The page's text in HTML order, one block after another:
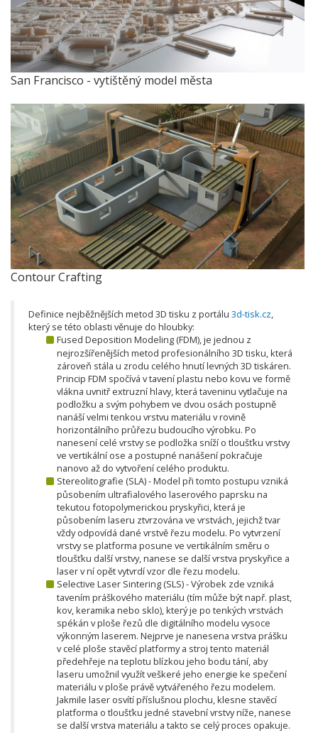
San Francisco - vytištěný model města
Contour Crafting
Definice nejběžnějších metod 3D tisku z portálu 3d-tisk.cz,
který se této oblasti věnuje do hloubky:
Fused Deposition Modeling (FDM), je jednou z
nejrozšířenějších metod profesionálního 3D tisku, která
zároveň stála u zrodu celého hnutí levných 3D tiskáren.
Princip FDM spočívá v tavení plastu nebo kovu ve formě
vlákna uvnitř extruzní hlavy, která taveninu vytlačuje na
podložku a svým pohybem ve dvou osách postupně
nanáší velmi tenkou vrstvu materiálu v rovině
horizontálního průřezu budoucího výrobku. Po
nanesení celé vrstvy se podložka sníží o tloušťku vrstvy
ve vertikální ose a postupné nanášení pokračuje
nanovo až do vytvoření celého produktu.
Stereolitografie (SLA) - Model při tomto postupu vzniká
působením ultrafialového laserového paprsku na
tekutou fotopolymerickou pryskyřici, která je
působením laseru ztvrzována ve vrstvách, jejichž tvar
vždy odpovídá dané vrstvě řezu modelu. Po vytvrzení
vrstvy se platforma posune ve vertikálním směru o
tloušťku další vrstvy, nanese se další vrstva pryskyřice a
laser v ní opět vytvrdí vzor dle řezu modelu.
Selective Laser Sintering (SLS) - Výrobek zde vzniká
tavením práškového materiálu (tím může být např. plast,
kov, keramika nebo sklo), který je po tenkých vrstvách
spékán v ploše řezů dle digitálního modelu vysoce
výkonným laserem. Nejprve je nanesena vrstva prášku
v celé ploše stavěcí platformy a stroj tento materiál
předehřeje na teplotu blízkou jeho bodu tání, aby
laseru umožnil využít veškeré jeho energie ke spečení
materiálu v ploše právě vytvářeného řezu modelem.
Jakmile laser osvítí příslušnou plochu, klesne stavěcí
platforma o tloušťku jedné stavební vrstvy níže, nanese
se další vrstva materiálu a takto se celý proces opakuje.